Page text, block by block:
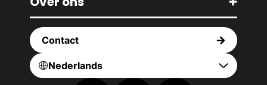
Contact
Nederlands